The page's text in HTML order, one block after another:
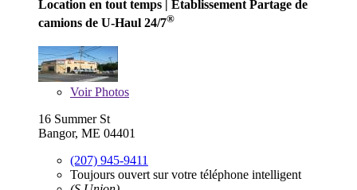
Location en tout temps | Établissement Partage de
camions de U-Haul 24/7®
VoirPhotos
16 Summer St
Bangor, ME 04401
(207) 945-9411
Toujours ouvert sur votre téléphone intelligent